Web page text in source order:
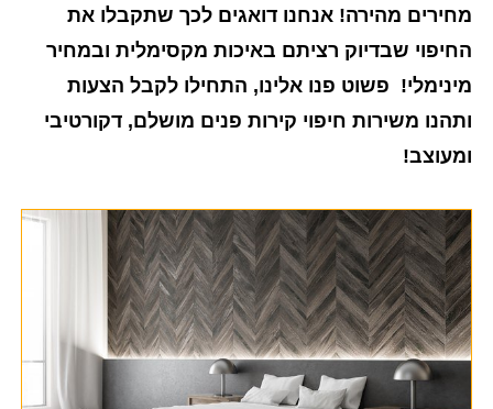
מחירים מהירה! אנחנו דואגים לכך שתקבלו את
החיפוי שבדיוק רציתם באיכות מקסימלית ובמחיר
מינימלי! פשוט פנו אלינו, התחילו לקבל הצעות
ותהנו משירות חיפוי קירות פנים מושלם, דקורטיבי
ומעוצב!